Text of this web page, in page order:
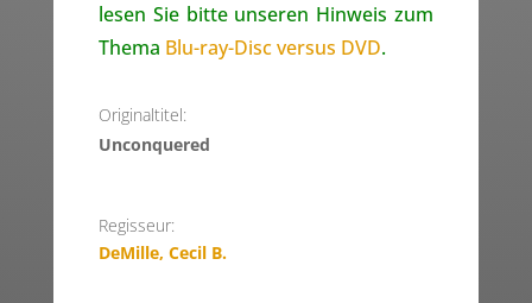
lesen Sie bitte unseren Hinweis zum
Thema Blu-ray-Disc versus DVD.
Originaltitel:
Unconquered
Regisseur:
DeMille, Cecil B.